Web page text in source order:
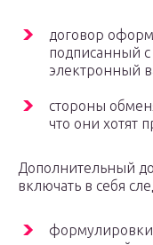
договор
подписанный с
электронный
стороны
что они хотят
Дополнительный
включать в себя
формулировки